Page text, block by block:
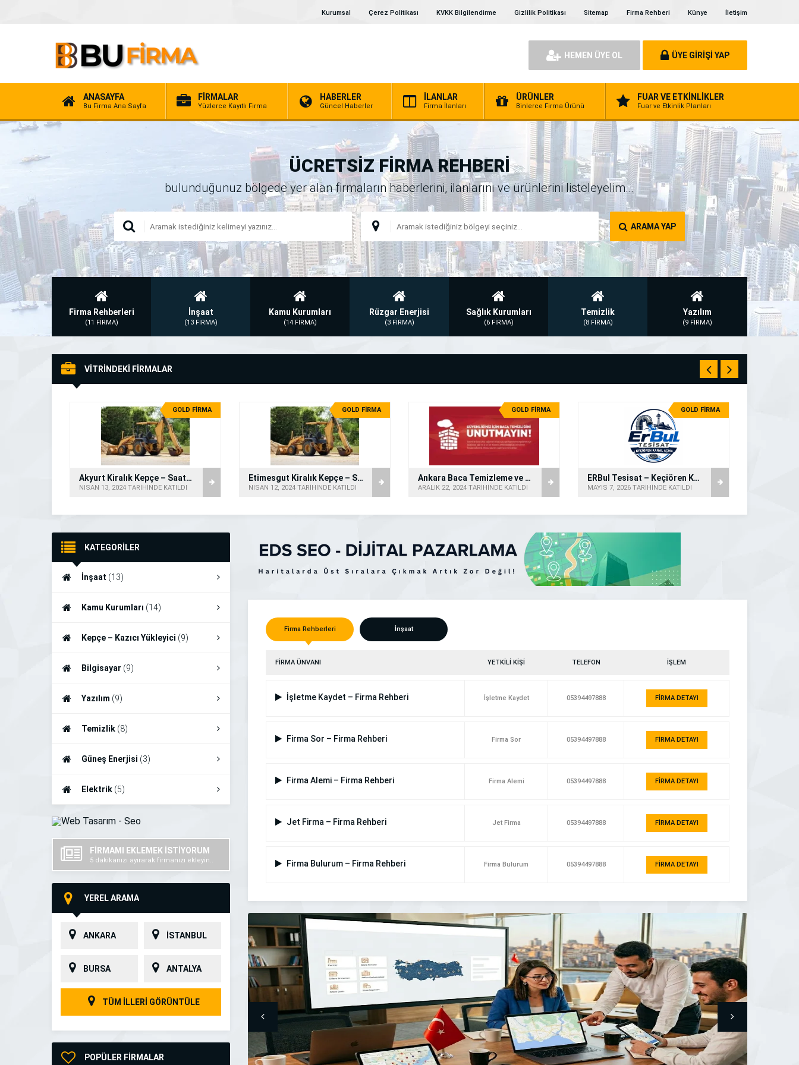
Kurumsal Çerez Politikası KVKK Bilgilendirme Gizlilik Politikası Sitemap Firma Rehberi Künye İletişim
HEMEN ÜYE OL ÜYE GİRİŞİ YAP
ANASAYFA
Bu Firma Ana Sayfa
FİRMALAR
Yüzlerce Kayıtlı Firma
HABERLER
Güncel Haberler
İLANLAR
Firma İlanları
ÜRÜNLER
Binlerce Firma Ürünü
FUAR VE ETKİNLİKLER
Fuar ve Etkinlik Planları
ÜCRETSİZ FİRMA REHBERİ
bulunduğunuz bölgede yer alan firmaların haberlerini, ilanlarını ve ürünlerini listeleyelim...
ARAMA YAP
Firma Rehberleri
(11 FİRMA)
İnşaat
(13 FİRMA)
Kamu Kurumları
(14 FİRMA)
Rüzgar Enerjisi
(3 FİRMA)
Sağlık Kurumları
(6 FİRMA)
Temizlik
(8 FİRMA)
Yazılım
(9 FİRMA)
VİTRİNDEKİ FİRMALAR
GOLD FİRMA
Akyurt Kiralık Kepçe – Saatlik Kepçe
NISAN 13, 2024 TARİHİNDE KATILDI
GOLD FİRMA
Etimesgut Kiralık Kepçe – Saatlik Kepçe
NISAN 12, 2024 TARİHİNDE KATILDI
GOLD FİRMA
Ankara Baca Temizleme ve Toztaş Baca Temizleme
ARALIK 22, 2024 TARİHİNDE KATILDI
GOLD FİRMA
ERBul Tesisat – Keçiören Kanal Açma
MAYIS 7, 2026 TARİHİNDE KATILDI
KATEGORİLER
İnşaat (13)
Kamu Kurumları (14)
Kepçe – Kazıcı Yükleyici (9)
Bilgisayar (9)
Yazılım (9)
Temizlik (8)
Güneş Enerjisi (3)
Elektrik (5)
FİRMAMI EKLEMEK İSTİYORUM
5 dakikanızı ayırarak firmanızı ekleyin..
YEREL ARAMA
ANKARA İSTANBUL
BURSA ANTALYA
TÜM İLLERİ GÖRÜNTÜLE
POPÜLER FİRMALAR
Firma Rehberleri İnşaat
FİRMA ÜNVANI YETKİLİ KİŞİ TELEFON İŞLEM
İşletme Kaydet – Firma Rehberi İşletme Kaydet 05394497888 FİRMA DETAYI
Firma Sor – Firma Rehberi Firma Sor 05394497888 FİRMA DETAYI
Firma Alemi – Firma Rehberi Firma Alemi 05394497888 FİRMA DETAYI
Jet Firma – Firma Rehberi Jet Firma 05394497888 FİRMA DETAYI
Firma Bulurum – Firma Rehberi Firma Bulurum 05394497888 FİRMA DETAYI